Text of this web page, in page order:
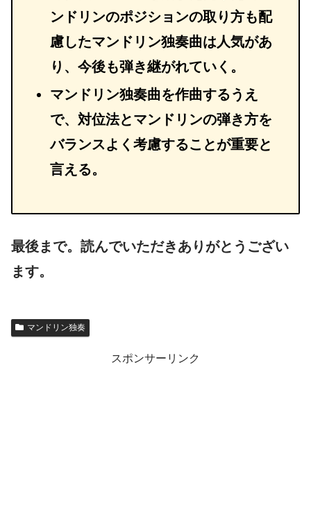
ンドリンのポジションの取り方も配
慮したマンドリン独奏曲は人気があ
り、今後も弾き継がれていく。
マンドリン独奏曲を作曲するうえ
で、対位法とマンドリンの弾き方を
バランスよく考慮することが重要と
言える。
最後まで。読んでいただきありがとうござい
ます。
マンドリン独奏
スポンサーリンク